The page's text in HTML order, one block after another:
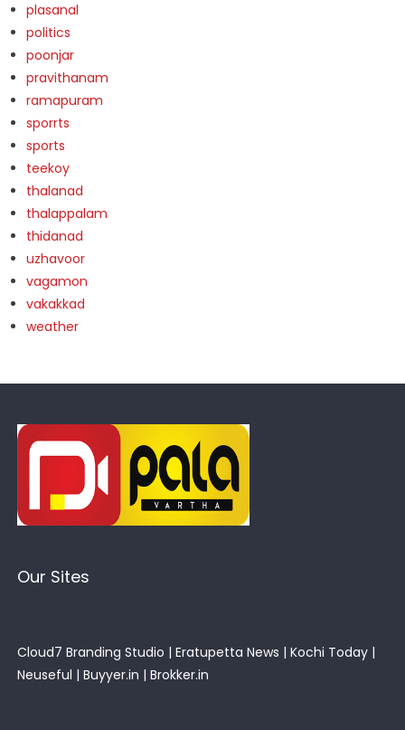
plasanal
politics
poonjar
pravithanam
ramapuram
sporrts
sports
teekoy
thalanad
thalappalam
thidanad
uzhavoor
vagamon
vakakkad
weather
Our Sites
Cloud7 Branding Studio | Eratupetta News | Kochi Today |
Neuseful | Buyyer.in | Brokker.in